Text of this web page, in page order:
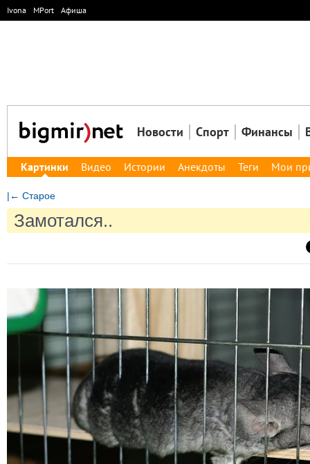
Ivona MPort Афиша
Новости Спорт Финансы
Картинки Видео Истории Анекдоты Теги Мои
|← Старое
Замотался..